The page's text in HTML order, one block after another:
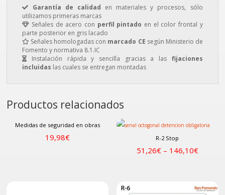
Garantía de calidad en materiales y procesos, sólo
utilizamos primeras marcas
Señales de acero con perfil pintado en el color frontal y
parte posterior en gris lacado
Señales homologadas con marcado CE según Ministerio de
Fomento y normativa 8.1.IC
Instalación rápida y sencilla gracias a las fijaciones
incluidas las cuales se entregan montadas
Productos relacionados
Medidas de seguridad en obras
19,98€ R-2 Stop
51,26€– 146,10€